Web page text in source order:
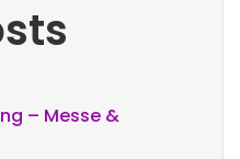
– Messe &